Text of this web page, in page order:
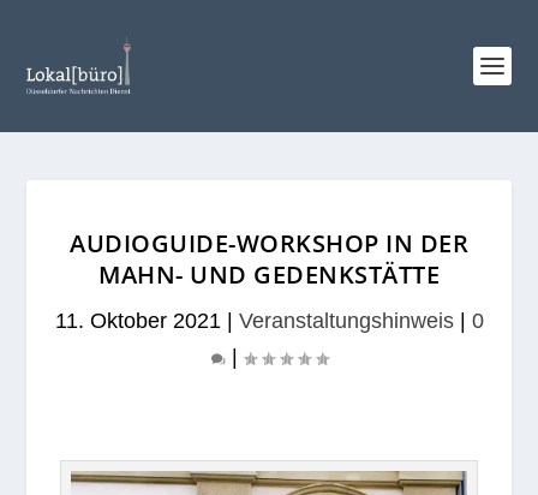
AUDIOGUIDE-WORKSHOP IN DER
MAHN- UND GEDENKSTÄTTE
11. Oktober 2021| Veranstaltungshinweis| 0
|